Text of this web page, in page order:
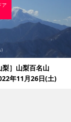
梨］山梨百名山
年11月26日(土)
ア